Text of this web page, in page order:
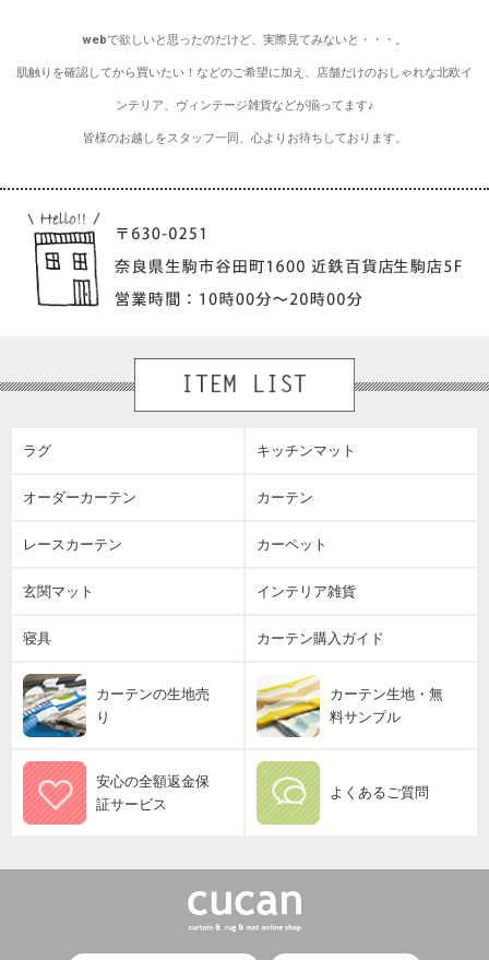
webで欲しいと思ったのだけど、実際見てみないと・・・。
肌触りを確認してから買いたい！などのご希望に加え、店舗だけのおしゃれな北欧イ
ンテリア、ヴィンテージ雑貨などが揃ってます♪
皆様のお越しをスタッフ一同、心よりお待ちしております。
ラグ キッチンマット
オーダーカーテン カーテン
レースカーテン カーペット
玄関マット インテリア雑貨
寝具 カーテン購入ガイド
カーテンの生地売
り
カーテン生地・無
料サンプル
安心の全額返金保
証サービス
よくあるご質問